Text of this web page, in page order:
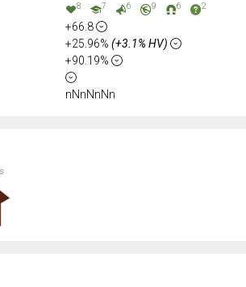
8 7 6 9 6 2
+66.8
+25.96% (+3.1% HV)
+90.19%
nNnNnNn